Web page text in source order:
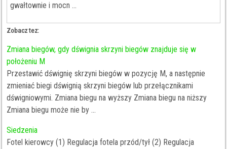
gwałtownie i mocn ...
Zobacz tez:
Zmiana biegów, gdy dśwignia skrzyni biegów znajduje się w
położeniu M
Przestawić dśwignię skrzyni biegów w pozycję M, a następnie
zmieniać biegi dśwignią skrzyni biegów lub przełącznikami
dświgniowymi. Zmiana biegu na wyższy Zmiana biegu na niższy
Zmiana biegu może nie by ...
Siedzenia
Fotel kierowcy (1) Regulacja fotela przód/tył (2) Regulacja